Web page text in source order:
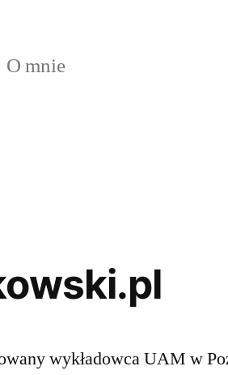
O mnie
wykładowca UAM w